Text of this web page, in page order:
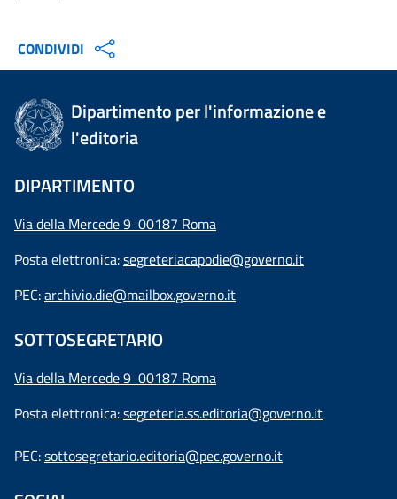
CONDIVIDI
Dipartimento per l'informazione e
l'editoria
DIPARTIMENTO
Via della Mercede 9 00187 Roma
Posta elettronica:segreteriacapodie@governo.it
PEC:archivio.die@mailbox.governo.it
SOTTOSEGRETARIO
Via della Mercede 9 00187 Roma
Posta elettronica:segreteria.ss.editoria@governo.it
PEC:sottosegretario.editoria@pec.governo.it